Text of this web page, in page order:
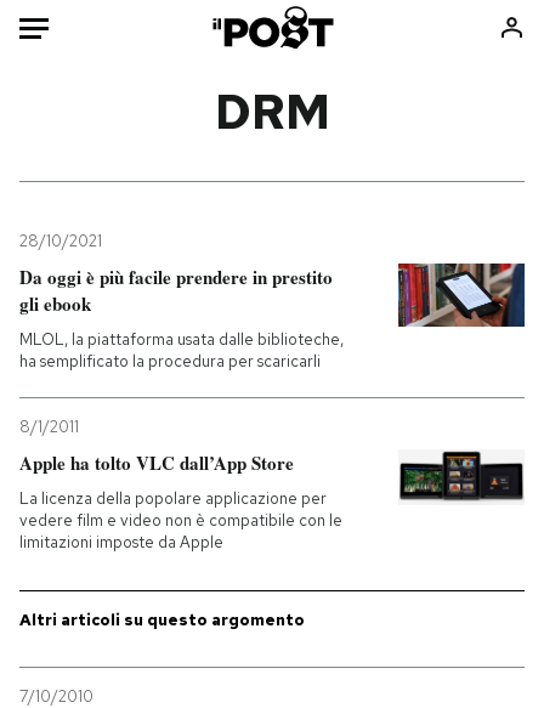
Mondo
Politica
Tecnologia
Internet
Consumismi
Ok Boomer!
Mondiali calcio 2026
PODCAST
NEWSLETTER
DRM
28/10/2021
Da oggi è più facile prendere in prestito
gli ebook
MLOL, la piattaforma usata dalle biblioteche,
ha semplificato la procedura per scaricarli
8/1/2011
Apple ha tolto VLC dall’App Store
La licenza della popolare applicazione per
vedere film e video non è compatibile con le
limitazioni imposte da Apple
Altri articoli su questo argomento
7/10/2010